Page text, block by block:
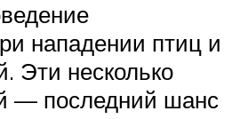
нападении птиц и
Эти несколько
— последний шанс